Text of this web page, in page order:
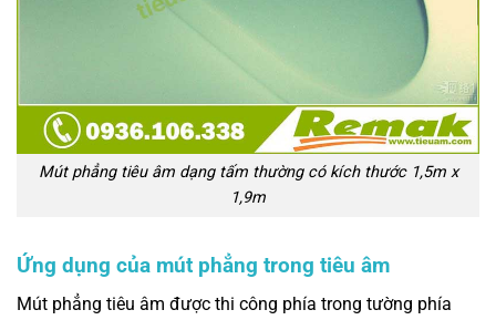
Mút phẳng tiêu âm dạng tấm thường có kích thước 1,5m x
1,9m
Ứng dụng của mút phẳng trong tiêu âm
Mút phẳng tiêu âm được thi công phía trong tường phía